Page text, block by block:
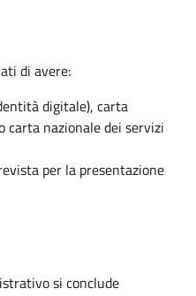
di avere:
digitale), carta
carta nazionale dei servizi
per la presentazione
si conclude